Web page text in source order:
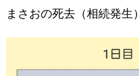
まさおの死去（相続発生）